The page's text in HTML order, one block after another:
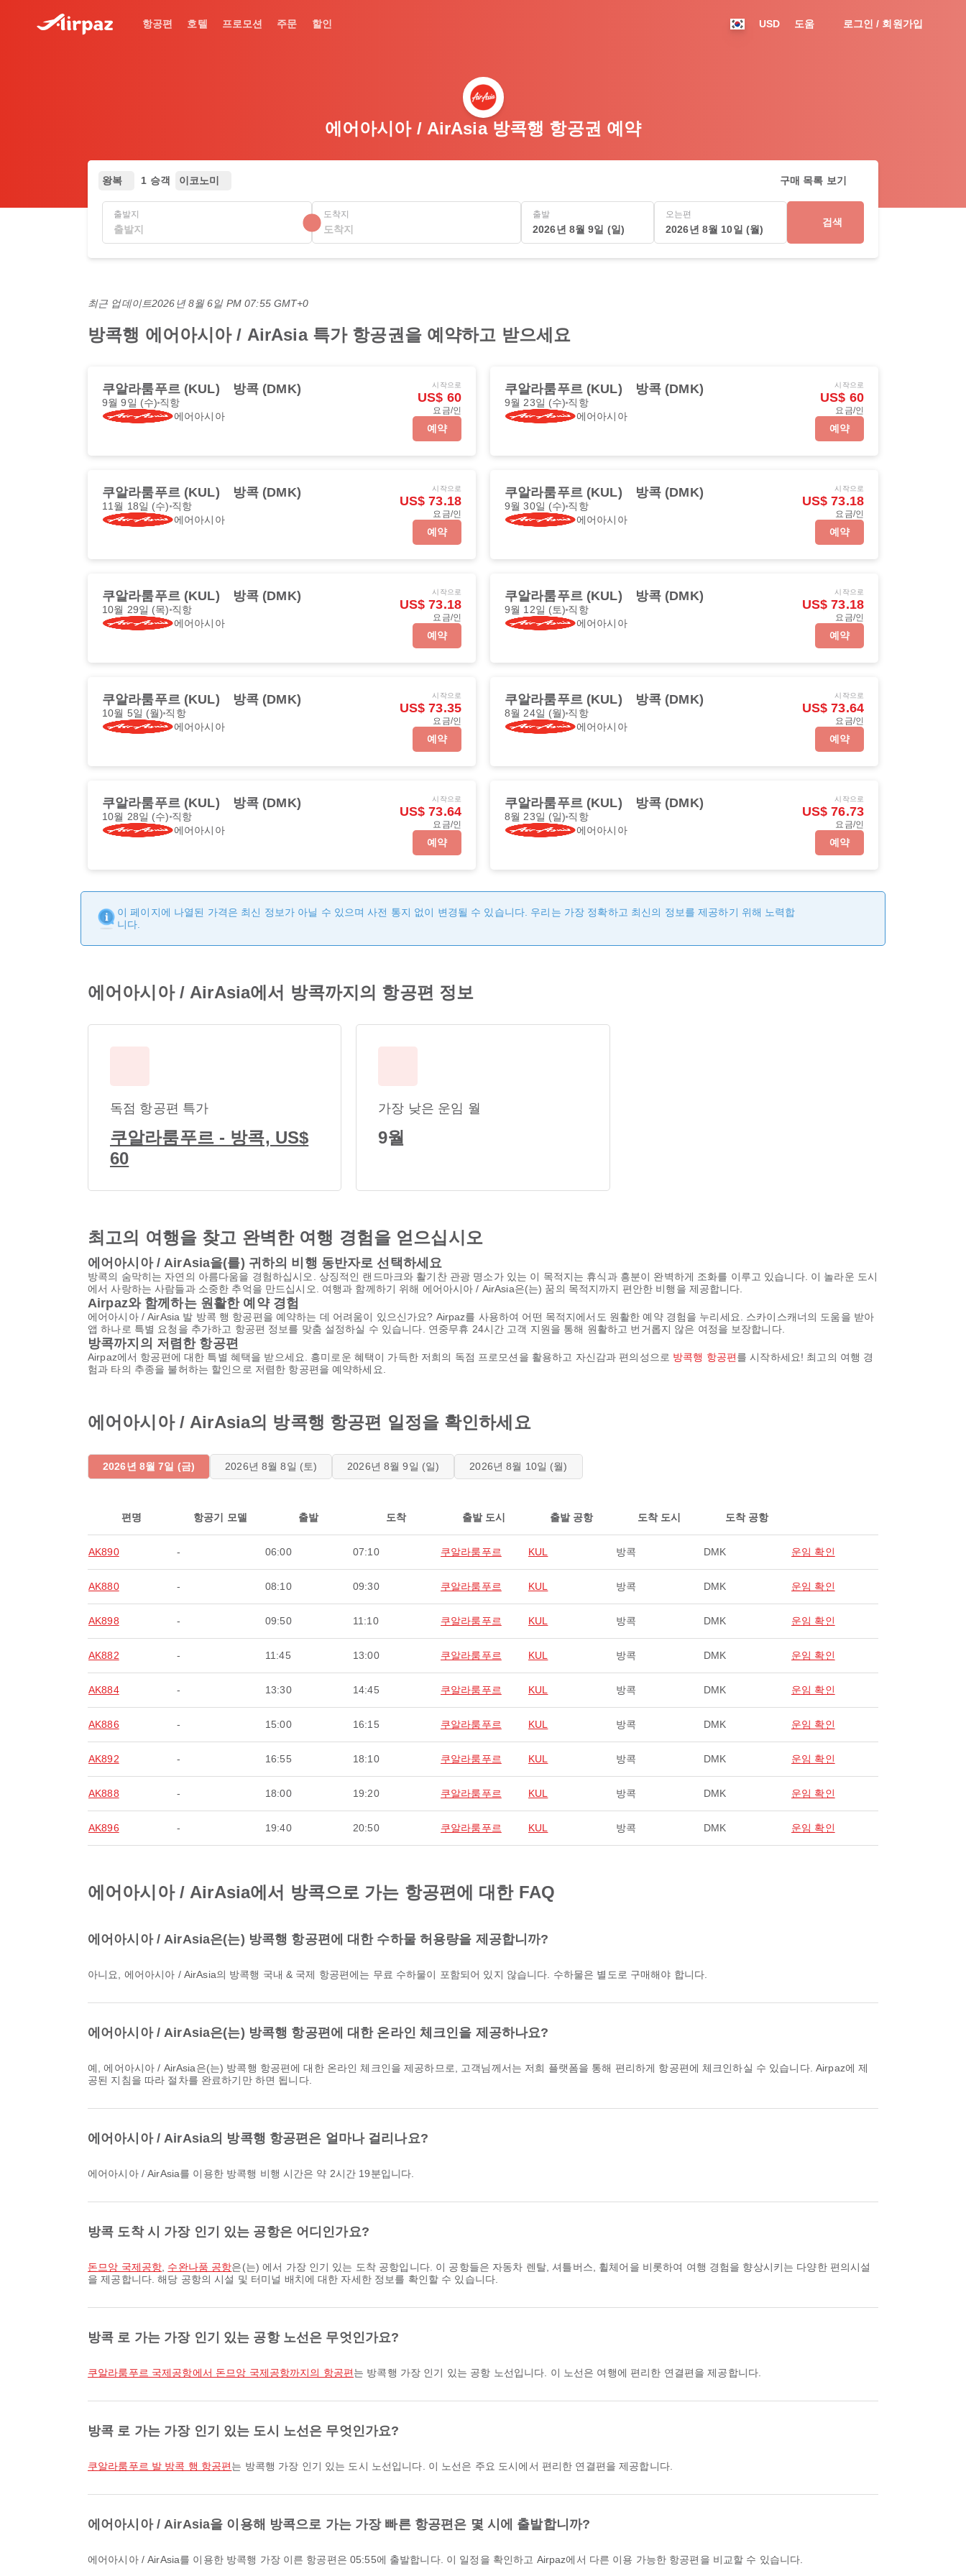
항공편 호텔 프로모션 주문 할인 USD 도움 로그인 / 회원가입
에어아시아 / AirAsia 방콕행 항공권 예약
왕복 1 승객 이코노미 구매 목록 보기
출발지 도착지 출발
2026년 8월 9일 (일)
오는편
2026년 8월 10일 (월)
검색
최근 업데이트2026년 8월 6일 PM 07:55 GMT+0
방콕행 에어아시아 / AirAsia 특가 항공권을 예약하고 받으세요
쿠알라룸푸르 (KUL) 방콕 (DMK)
9월 9일 (수) 직항
에어아시아
시작으로
US$ 60
요금/인
예약
쿠알라룸푸르 (KUL) 방콕 (DMK)
9월 23일 (수) 직항
에어아시아
시작으로
US$ 60
요금/인
예약
쿠알라룸푸르 (KUL) 방콕 (DMK)
11월 18일 (수) 직항
에어아시아
시작으로
US$ 73.18
요금/인
예약
쿠알라룸푸르 (KUL) 방콕 (DMK)
9월 30일 (수) 직항
에어아시아
시작으로
US$ 73.18
요금/인
예약
쿠알라룸푸르 (KUL) 방콕 (DMK)
10월 29일 (목) 직항
에어아시아
시작으로
US$ 73.18
요금/인
예약
쿠알라룸푸르 (KUL) 방콕 (DMK)
9월 12일 (토) 직항
에어아시아
시작으로
US$ 73.18
요금/인
예약
쿠알라룸푸르 (KUL) 방콕 (DMK)
10월 5일 (월) 직항
에어아시아
시작으로
US$ 73.35
요금/인
예약
쿠알라룸푸르 (KUL) 방콕 (DMK)
8월 24일 (월) 직항
에어아시아
시작으로
US$ 73.64
요금/인
예약
쿠알라룸푸르 (KUL) 방콕 (DMK)
10월 28일 (수) 직항
에어아시아
시작으로
US$ 73.64
요금/인
예약
쿠알라룸푸르 (KUL) 방콕 (DMK)
8월 23일 (일) 직항
에어아시아
시작으로
US$ 76.73
요금/인
예약
이 페이지에 나열된 가격은 최신 정보가 아닐 수 있으며 사전 통지 없이 변경될 수 있습니다. 우리는 가장 정확하고 최신의 정보를 제공하기 위해 노력합
니다.
에어아시아 / AirAsia에서 방콕까지의 항공편 정보
독점 항공편 특가
쿠알라룸푸르 - 방콕, US$
60
가장 낮은 운임 월
9월
최고의 여행을 찾고 완벽한 여행 경험을 얻으십시오
에어아시아 / AirAsia을(를) 귀하의 비행 동반자로 선택하세요
방콕의 숨막히는 자연의 아름다움을 경험하십시오. 상징적인 랜드마크와 활기찬 관광 명소가 있는 이 목적지는 휴식과 흥분이 완벽하게 조화를 이루고 있습니다. 이 놀라운 도시
에서 사랑하는 사람들과 소중한 추억을 만드십시오. 여행과 함께하기 위해 에어아시아 / AirAsia은(는) 꿈의 목적지까지 편안한 비행을 제공합니다.
Airpaz와 함께하는 원활한 예약 경험
에어아시아 / AirAsia 발 방콕 행 항공편을 예약하는 데 어려움이 있으신가요? Airpaz를 사용하여 어떤 목적지에서도 원활한 예약 경험을 누리세요. 스카이스캐너의 도움을 받아
앱 하나로 특별 요청을 추가하고 항공편 정보를 맞춤 설정하실 수 있습니다. 연중무휴 24시간 고객 지원을 통해 원활하고 번거롭지 않은 여정을 보장합니다.
방콕까지의 저렴한 항공편
Airpaz에서 항공편에 대한 특별 혜택을 받으세요. 흥미로운 혜택이 가득한 저희의 독점 프로모션을 활용하고 자신감과 편의성으로 방콕행 항공편를 시작하세요! 최고의 여행 경
험과 타의 추종을 불허하는 할인으로 저렴한 항공편을 예약하세요.
에어아시아 / AirAsia의 방콕행 항공편 일정을 확인하세요
2026년 8월 7일 (금) 2026년 8월 8일 (토) 2026년 8월 9일 (일) 2026년 8월 10일 (월)
편명 항공기 모델 출발 도착 출발 도시 출발 공항 도착 도시 도착 공항
AK890 - 06:00 07:10 쿠알라룸푸르 KUL 방콕 DMK 운임 확인
AK880 - 08:10 09:30 쿠알라룸푸르 KUL 방콕 DMK 운임 확인
AK898 - 09:50 11:10 쿠알라룸푸르 KUL 방콕 DMK 운임 확인
AK882 - 11:45 13:00 쿠알라룸푸르 KUL 방콕 DMK 운임 확인
AK884 - 13:30 14:45 쿠알라룸푸르 KUL 방콕 DMK 운임 확인
AK886 - 15:00 16:15 쿠알라룸푸르 KUL 방콕 DMK 운임 확인
AK892 - 16:55 18:10 쿠알라룸푸르 KUL 방콕 DMK 운임 확인
AK888 - 18:00 19:20 쿠알라룸푸르 KUL 방콕 DMK 운임 확인
AK896 - 19:40 20:50 쿠알라룸푸르 KUL 방콕 DMK 운임 확인
에어아시아 / AirAsia에서 방콕으로 가는 항공편에 대한 FAQ
에어아시아 / AirAsia은(는) 방콕행 항공편에 대한 수하물 허용량을 제공합니까?
아니요, 에어아시아 / AirAsia의 방콕행 국내 & 국제 항공편에는 무료 수하물이 포함되어 있지 않습니다. 수하물은 별도로 구매해야 합니다.
에어아시아 / AirAsia은(는) 방콕행 항공편에 대한 온라인 체크인을 제공하나요?
예, 에어아시아 / AirAsia은(는) 방콕행 항공편에 대한 온라인 체크인을 제공하므로, 고객님께서는 저희 플랫폼을 통해 편리하게 항공편에 체크인하실 수 있습니다. Airpaz에 제
공된 지침을 따라 절차를 완료하기만 하면 됩니다.
에어아시아 / AirAsia의 방콕행 항공편은 얼마나 걸리나요?
에어아시아 / AirAsia를 이용한 방콕행 비행 시간은 약 2시간 19분입니다.
방콕 도착 시 가장 인기 있는 공항은 어디인가요?
돈므앙 국제공항 수완나품 공항은(는) 에서 가장 인기 있는 도착 공항입니다. 이 공항들은 자동차 렌탈, 셔틀버스, 휠체어을 비롯하여 여행 경험을 향상시키는 다양한 편의시설
을 제공합니다. 해당 공항의 시설 및 터미널 배치에 대한 자세한 정보를 확인할 수 있습니다.
방콕 로 가는 가장 인기 있는 공항 노선은 무엇인가요?
쿠알라룸푸르 국제공항에서 돈므앙 국제공항까지의 항공편는 방콕행 가장 인기 있는 공항 노선입니다. 이 노선은 여행에 편리한 연결편을 제공합니다.
방콕 로 가는 가장 인기 있는 도시 노선은 무엇인가요?
쿠알라룸푸르 발 방콕 행 항공편는 방콕행 가장 인기 있는 도시 노선입니다. 이 노선은 주요 도시에서 편리한 연결편을 제공합니다.
에어아시아 / AirAsia을 이용해 방콕으로 가는 가장 빠른 항공편은 몇 시에 출발합니까?
에어아시아 / AirAsia를 이용한 방콕행 가장 이른 항공편은 05:55에 출발합니다. 이 일정을 확인하고 Airpaz에서 다른 이용 가능한 항공편을 비교할 수 있습니다.